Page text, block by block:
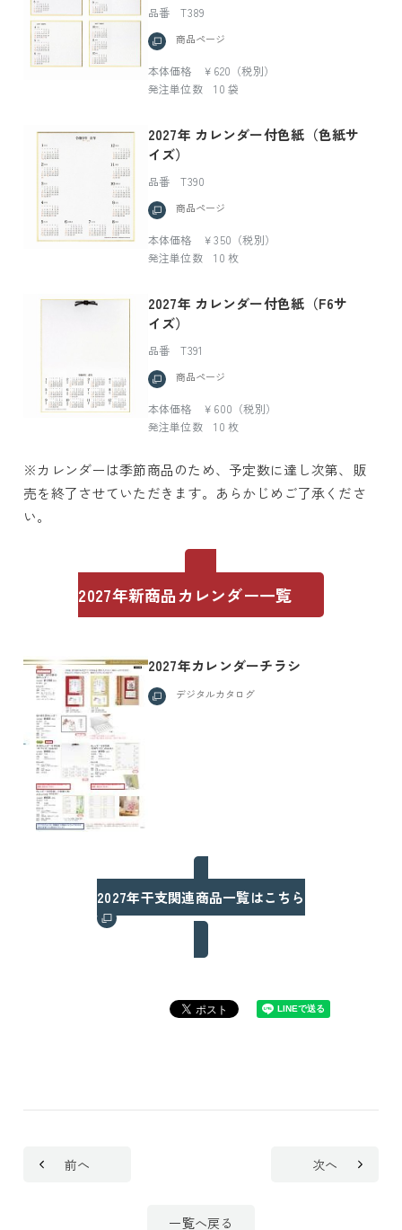
品番 T389
商品ページ
本体価格 ￥620（税別）
発注単位数 10 袋
2027年 カレンダー付色紙（色紙サ
イズ）
品番 T390
商品ページ
本体価格 ￥350（税別）
発注単位数 10 枚
2027年 カレンダー付色紙（F6サ
イズ）
品番 T391
商品ページ
本体価格 ￥600（税別）
発注単位数 10 枚
※カレンダーは季節商品のため、予定数に達し次第、販
売を終了させていただきます。あらかじめご了承くださ
い。
2027年新商品カレンダー一覧
2027年カレンダーチラシ
デジタルカタログ
2027年干支関連商品一覧はこちら
前へ
一覧へ戻る
次へ